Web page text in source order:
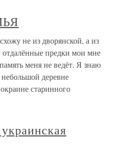
не из дворянской, а из
отдалённые предки мои мне
меня не ведёт. Я знаю
небольшой деревне
старинного